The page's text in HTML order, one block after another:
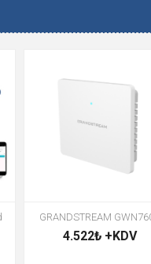
GRANDSTREAM
4.522₺ +KDV